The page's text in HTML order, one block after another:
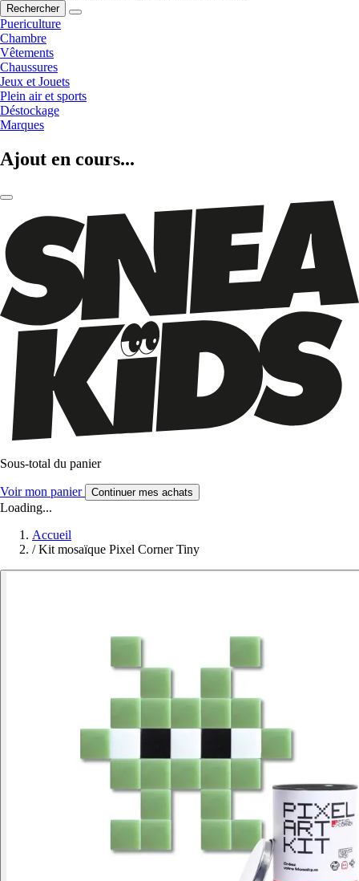
Rechercher
Puericulture
Chambre
Vêtements
Chaussures
Jeux et Jouets
Plein air et sports
Déstockage
Marques
Ajout en cours...
Sous-total du panier
Voir mon panier Continuer mes achats
Loading...
Accueil
/ Kit mosaïque Pixel Corner Tiny